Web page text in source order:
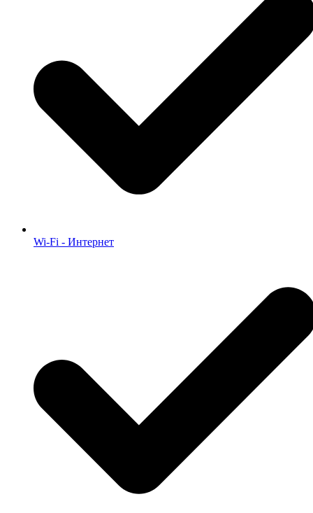
Wi-Fi - Интернет